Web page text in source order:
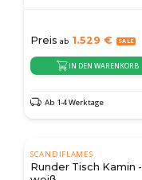
Preis ab 1.529 €
IN DEN WARENKORB
Ab 1-4 Werktage
SCANDIFLAMES
Runder Tisch Kamin -